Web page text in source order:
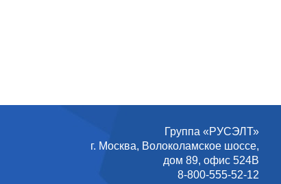
Группа «РУСЭЛТ»
г. Москва, Волоколамское шоссе,
дом 89, офис 524В
8-800-555-52-12